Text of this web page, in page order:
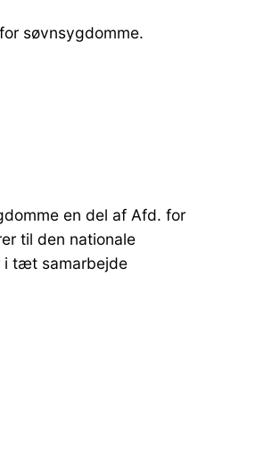
søvnsygdomme.
en del af Afd. for
til den nationale
i tæt samarbejde